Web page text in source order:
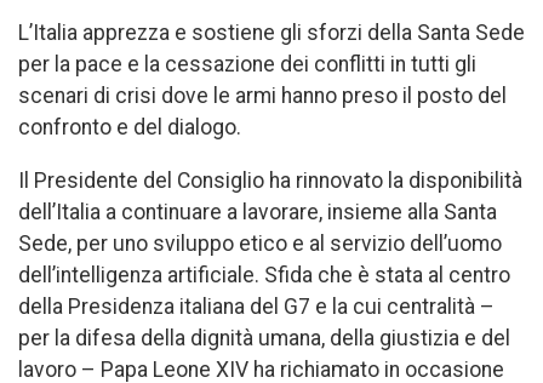
L’Italia apprezza e sostiene gli sforzi della Santa Sede
per la pace e la cessazione dei conflitti in tutti gli
scenari di crisi dove le armi hanno preso il posto del
confronto e del dialogo.
Il Presidente del Consiglio ha rinnovato la disponibilità
dell’Italia a continuare a lavorare, insieme alla Santa
Sede, per uno sviluppo etico e al servizio dell’uomo
dell’intelligenza artificiale. Sfida che è stata al centro
della Presidenza italiana del G7 e la cui centralità –
per la difesa della dignità umana, della giustizia e del
lavoro – Papa Leone XIV ha richiamato in occasione